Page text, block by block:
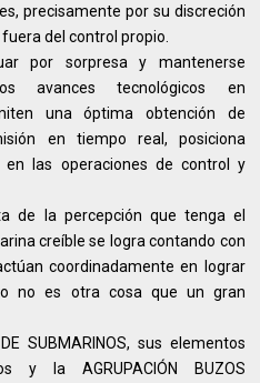
precisamente por su discreción
del control propio.
por sorpresa y mantenerse
avances tecnológicos en
una óptima obtención de
en tiempo real, posiciona
las operaciones de control y
de la percepción que tenga el
creíble se logra contando con
coordinadamente en lograr
no es otra cosa que un gran
SUBMARINOS, sus elementos
y la AGRUPACIÓN BUZOS